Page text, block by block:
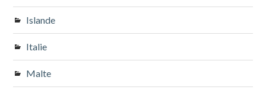
Islande
Italie
Malte